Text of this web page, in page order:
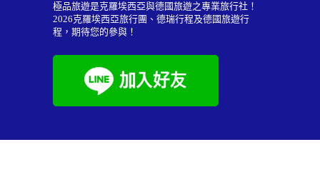
極品旅遊是克羅埃西亞與德國旅遊之專業旅行社！
2026克羅埃西亞旅行團 、德瑞行程及德國旅遊行
程 ，期待您的參與！